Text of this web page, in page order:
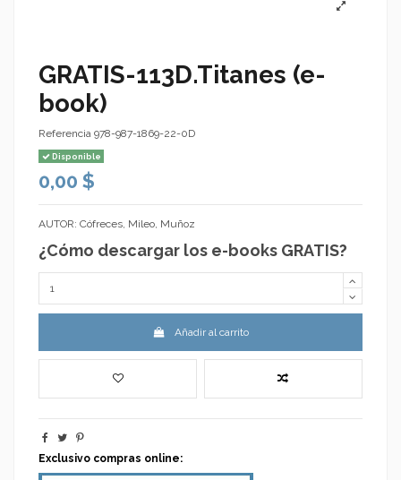
GRATIS-113D.Titanes (e-
book)
Referencia 978-987-1869-22-0D
Disponible
0,00 $
AUTOR: Cófreces, Mileo, Muñoz
¿Cómo descargar los e-books GRATIS?
Añadir al carrito
Exclusivo compras online: